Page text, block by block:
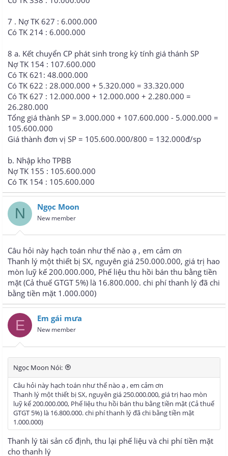
7 . Nợ TK 627 : 6.000.000
Có TK 214 : 6.000.000
8 a. Kết chuyển CP phát sinh trong kỳ tính giá thánh SP
Nợ TK 154 : 107.600.000
Có TK 621: 48.000.000
Có TK 622 : 28.000.000 + 5.320.000 = 33.320.000
Có TK 627 : 12.000.000 + 12.000.000 + 2.280.000 =
26.280.000
Tổng giá thành SP = 3.000.000 + 107.600.000 - 5.000.000 =
105.600.000
Giá thành đơn vị SP = 105.600.000/800 = 132.000đ/sp
b. Nhập kho TPBB
Nợ TK 155 : 105.600.000
Có TK 154 : 105.600.000
N Ngọc Moon
New member
Câu hỏi này hạch toán như thế nào ạ , em cảm ơn
Thanh lý một thiết bị SX, nguyên giá 250.000.000, giá trị hao
mòn luỹ kế 200.000.000, Phế liệu thu hồi bán thu bằng tiền
mặt (Cả thuế GTGT 5%) là 16.800.000. chi phí thanh lý đã chi
bằng tiền mặt 1.000.000)
E Em gái mưa
New member
Ngọc Moon Nói:
Câu hỏi này hạch toán như thế nào ạ , em cảm ơn
Thanh lý một thiết bị SX, nguyên giá 250.000.000, giá trị hao mòn
luỹ kế 200.000.000, Phế liệu thu hồi bán thu bằng tiền mặt (Cả thuế
GTGT 5%) là 16.800.000. chi phí thanh lý đã chi bằng tiền mặt
1.000.000)
Thanh lý tài sản cố định, thu lại phế liệu và chi phí tiền mặt
cho thanh lý